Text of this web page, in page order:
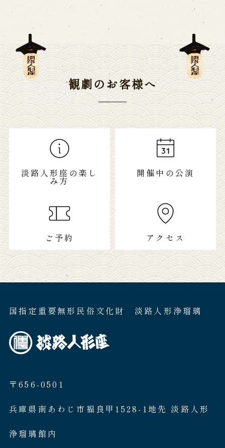
観劇のお客様へ
淡路人形座の楽し
み方
開催中の公演
ご予約 アクセス
国指定重要無形民俗文化財 淡路人形浄瑠璃
〒656-0501
兵庫県南あわじ市福良甲1528-1地先 淡路人形
浄瑠璃館内